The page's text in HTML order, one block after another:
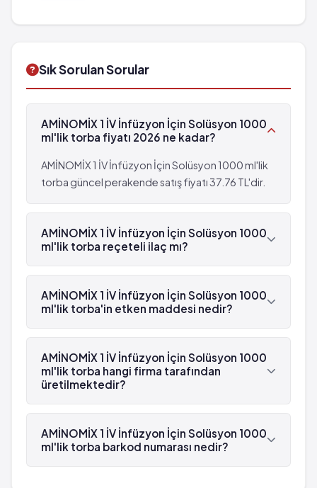
Sık Sorulan Sorular
AMİNOMİX 1 İV İnfüzyon İçin Solüsyon 1000
ml'lik torba fiyatı 2026 ne kadar?
AMİNOMİX 1 İV İnfüzyon İçin Solüsyon 1000 ml'lik
torba güncel perakende satış fiyatı 37.76 TL'dir.
AMİNOMİX 1 İV İnfüzyon İçin Solüsyon 1000
ml'lik torba reçeteli ilaç mı?
Evet, AMİNOMİX 1 İV İnfüzyon İçin Solüsyon 1000
ml'lik torba beyaz reçetelidir.
AMİNOMİX 1 İV İnfüzyon İçin Solüsyon 1000
ml'lik torba'in etken maddesi nedir?
AMİNOMİX 1 İV İnfüzyon İçin Solüsyon 1000 ml'lik
torba'in etken maddesi L-Lösin 'dür.
AMİNOMİX 1 İV İnfüzyon İçin Solüsyon 1000
ml'lik torba hangi firma tarafından
üretilmektedir?
AMİNOMİX 1 İV İnfüzyon İçin Solüsyon 1000 ml'lik
torba , Fresenius Kabi tarafından üretilmektedir.
AMİNOMİX 1 İV İnfüzyon İçin Solüsyon 1000
ml'lik torba barkod numarası nedir?